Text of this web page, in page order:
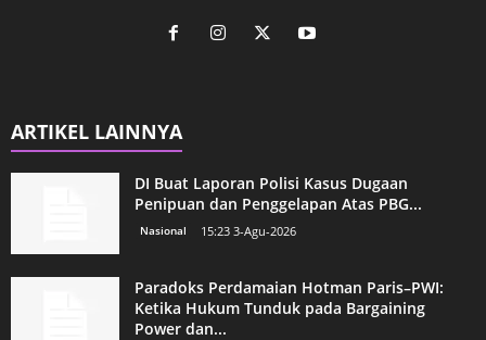
ARTIKEL LAINNYA
DI Buat Laporan Polisi Kasus Dugaan
Penipuan dan Penggelapan Atas PBG...
Nasional 15:23 3-Agu-2026
Paradoks Perdamaian Hotman Paris–PWI:
Ketika Hukum Tunduk pada Bargaining
Power dan...